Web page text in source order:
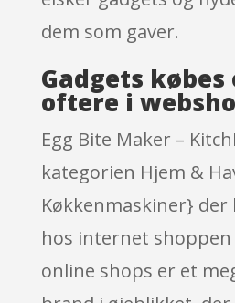
dem som gaver.
Gadgets
oftere i
Egg Bite Maker –
kategorien Hjem &
Køkkenmaskiner}
hos internet shoppen
online shops er et